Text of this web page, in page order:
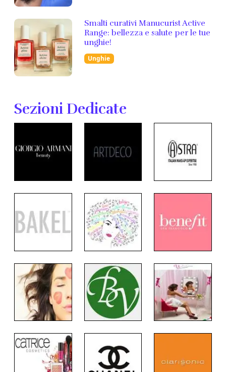
Smalti curativi Manucurist Active
Range: bellezza e salute per le tue
unghie!
Unghie
Sezioni Dedicate